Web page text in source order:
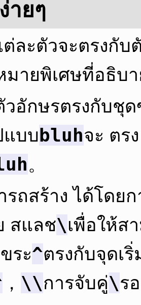
ายๆ
ละตัวจะตรงกับ
ายพิเศษที่อธิบา
อักษรตรงกับชุด
แบบ bluhจะ ตร
。
รถสร้าง ได้โดย
สแลช\เพื่อให้ส
ระ^ตรงกับจุดเ
， \\การจับคู่\ร